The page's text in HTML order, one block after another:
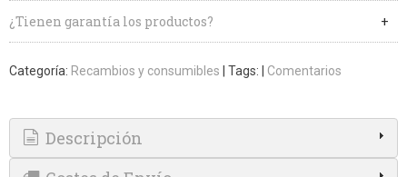
¿Tienen garantía los productos?
Categoría: Recambios y consumibles Tags: Comentarios
Descripción